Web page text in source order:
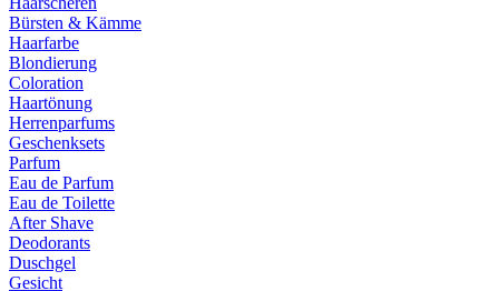
Bürsten & Kämme
Haarfarbe
Blondierung
Coloration
Haartönung
Herrenparfums
Geschenksets
Parfum
Eau de Parfum
Eau de Toilette
After Shave
Deodorants
Duschgel
Gesicht